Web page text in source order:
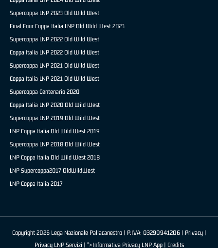
Supercoppa LNP 2023 Old Wild West
Final Four Coppa Italia LNP Old Wild West 2023
Supercoppa LNP 2022 Old Wild West
Coppa Italia LNP 2022 Old Wild West
Supercoppa LNP 2021 Old Wild West
Coppa Italia LNP 2021 Old Wild West
Supercoppa Centenario 2020
Coppa Italia LNP 2020 Old Wild West
Supercoppa LNP 2019 Old Wild West
LNP Coppa Italia Old Wild West 2019
Supercoppa LNP 2018 Old Wild West
LNP Coppa Italia Old Wild West 2018
LNP Supercoppa2017 OldWildWest
LNP Coppa Italia 2017
Copyright 2026 Lega Nazionale Pallacanestro | P.IVA: 03290941206 | Privacy|
Privacy LNP Servizi | ">Informativa Privacy LNP App | Credits